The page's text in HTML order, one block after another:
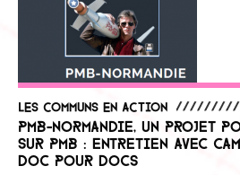
Les communs en action
PMB-Normandie, un projet
sur PMB : entretien avec
Doc pour docs